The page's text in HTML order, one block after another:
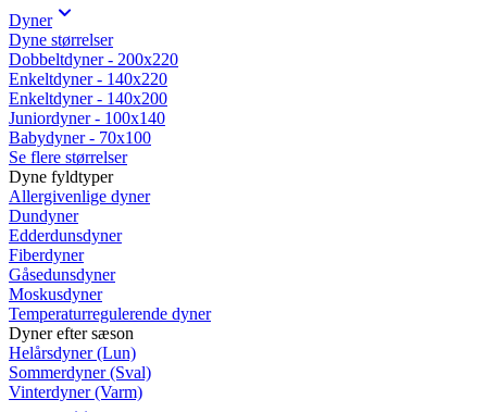
Dyner
Dyne størrelser
Dobbeltdyner - 200x220
Enkeltdyner - 140x220
Enkeltdyner - 140x200
Juniordyner - 100x140
Babydyner - 70x100
Se flere størrelser
Dyne fyldtyper
Allergivenlige dyner
Dundyner
Edderdunsdyner
Fiberdyner
Gåsedunsdyner
Moskusdyner
Temperaturregulerende dyner
Dyner efter sæson
Helårsdyner (Lun)
Sommerdyner (Sval)
Vinterdyner (Varm)